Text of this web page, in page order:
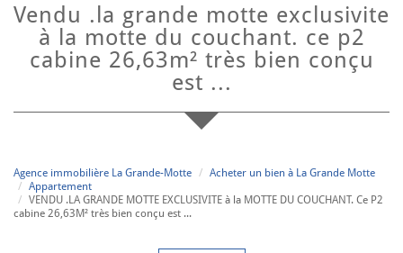
vendu .la grande motte exclusivite
à la motte du couchant. ce p2
cabine 26,63m² très bien conçu
est ...
Agence immobilière La Grande-Motte
Acheter un bien à La Grande Motte
Appartement
VENDU .LA GRANDE MOTTE EXCLUSIVITE à la MOTTE DU COUCHANT. Ce P2
cabine 26,63M² très bien conçu est ...